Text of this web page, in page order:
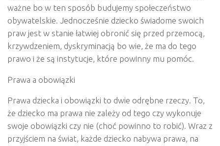
ważne bo w ten sposób budujemy społeczeństwo
obywatelskie. Jednocześnie dziecko świadome swoich
praw jest w stanie łatwiej obronić się przed przemocą,
krzywdzeniem, dyskryminacją bo wie, że ma do tego
prawo i że są instytucje, które powinny mu pomóc.
Prawa a obowiązki
Prawa dziecka i obowiązki to dwie odrębne rzeczy. To,
że dziecko ma prawa nie zależy od tego czy wykonuje
swoje obowiązki czy nie (choć powinno to robić). Wraz z
przyjściem na świat, każde dziecko nabywa prawa, na